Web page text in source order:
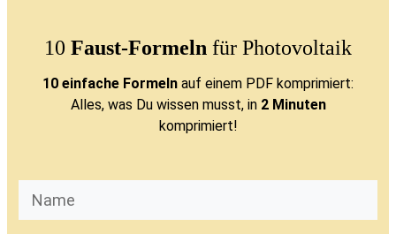
10 Faust-Formeln für Photovoltaik
10 einfache Formeln auf einem PDF komprimiert:
Alles, was Du wissen musst, in 2 Minuten
komprimiert!